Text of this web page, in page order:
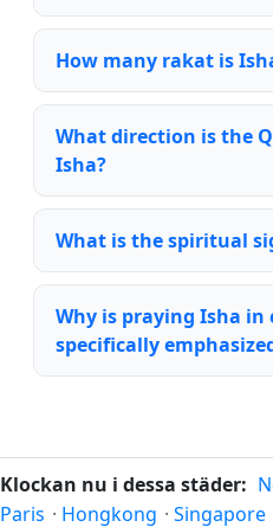
How many rakat is
What direction is the
Isha?
What is the spiritual
Why is praying Isha in
specifically
Klockan nu i dessa städer:
Paris · Hongkong · Singapore